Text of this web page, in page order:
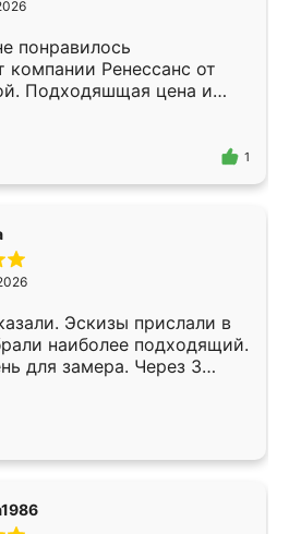
понравилось
компании Ренессанс от
Подходяшщая цена и
Приехавший
Владислав
эскизу самый
1
Эскизы прислали в
наиболее подходящий.
для замера. Через 3
уже готова. Остались
Спасибо Ренессанс
работу!